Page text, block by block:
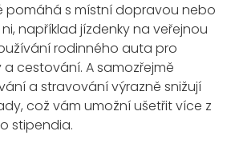
pomáhá s místní dopravou nebo
například jízdenky na veřejnou
rodinného auta pro
cestování. A samozřejmě
a stravování výrazně snižují
což vám umožní ušetřit více z
stipendia.